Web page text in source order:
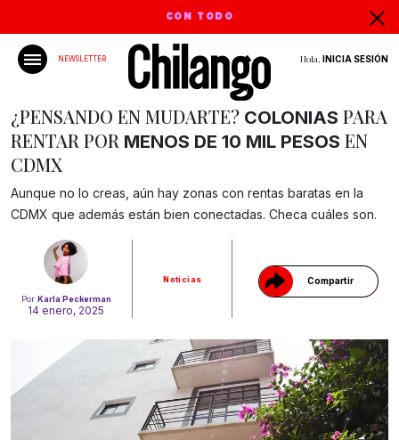
CON TODO
NEWSLETTER Hola, INICIA SESIÓN
Por Karla Peckerman
14 enero, 2025
Noticias Compartir
Gracias!
¿PENSANDO EN MUDARTE? COLONIAS PARA
RENTAR POR MENOS DE 10 MIL PESOS EN
CDMX
Aunque no lo creas, aún hay zonas con rentas baratas en la
CDMX que además están bien conectadas. Checa cuáles son.